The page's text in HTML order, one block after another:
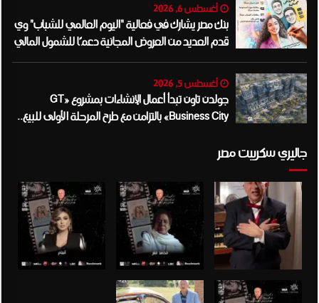
أغسطس 6, 2026
بنك مصر يشارك في فعالية “اليوم العالمي للشباب” وي
قدم العديد من العروض المجانية دعمًا للشمول المالي
تحت رعاية البنك المركزي المصري
أغسطس 5, 2026
جولدن تاون تبدأ أعمال الإنشاءات بمشروع «GT
Business City» بالتزامن مع طرح المرحلة الأولى للبيع..
جاليري سكريبت مصر